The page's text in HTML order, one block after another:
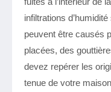
infiltrations
peuvent être causés
placées, des
devez repérer les
tenue de votre